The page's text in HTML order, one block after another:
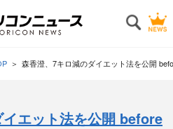
森香澄、7キロ減のダイエット法を公開
エット法を公開 before